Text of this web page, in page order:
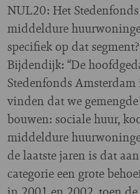
NUL20: Het
middeldure
specifiek op dat segment?
Bijdendijk: “De
Stedenfonds
vinden dat we
bouwen: sociale huur,
middeldure
de laatste jaren is dat
categorie een grote